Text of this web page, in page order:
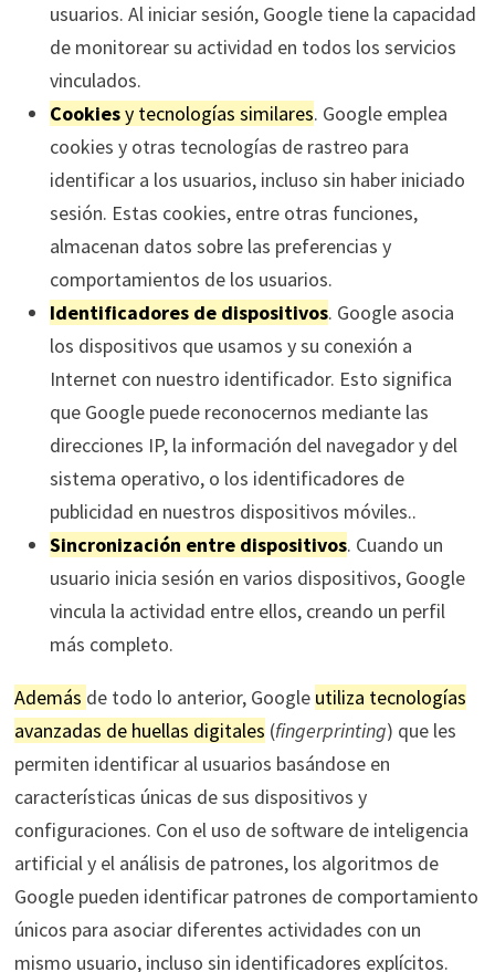
usuarios. Al iniciar sesión, Google tiene la capacidad
de monitorear su actividad en todos los servicios
vinculados.
Cookiesy tecnologías similares. Google emplea
cookies y otras tecnologías de rastreo para
identificar a los usuarios, incluso sin haber iniciado
sesión. Estas cookies, entre otras funciones,
almacenan datos sobre las preferencias y
comportamientos de los usuarios.
Identificadores de dispositivos. Google asocia
los dispositivos que usamos y su conexión a
Internet con nuestro identificador. Esto significa
que Google puede reconocernos mediante las
direcciones IP, la información del navegador y del
sistema operativo, o los identificadores de
publicidad en nuestros dispositivos móviles..
Sincronización entre dispositivos. Cuando un
usuario inicia sesión en varios dispositivos, Google
vincula la actividad entre ellos, creando un perfil
más completo.
Además de todo lo anterior, Google utiliza tecnologías
avanzadas de huellas digitales (fingerprinting) que les
permiten identificar al usuarios basándose en
características únicas de sus dispositivos y
configuraciones. Con el uso de software de inteligencia
artificial y el análisis de patrones, los algoritmos de
Google pueden identificar patrones de comportamiento
únicos para asociar diferentes actividades con un
mismo usuario, incluso sin identificadores explícitos.